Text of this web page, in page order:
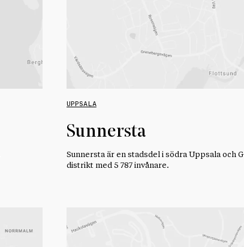
UPPSALA
Sunnersta
Sunnersta är en stadsdel i södra Uppsala och
distrikt med 5 787 invånare.